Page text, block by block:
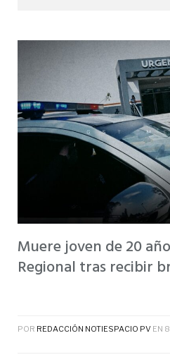
Muere joven de 20
Regional tras recibir
POR REDACCIÓN NOTIESPACIO PV EN